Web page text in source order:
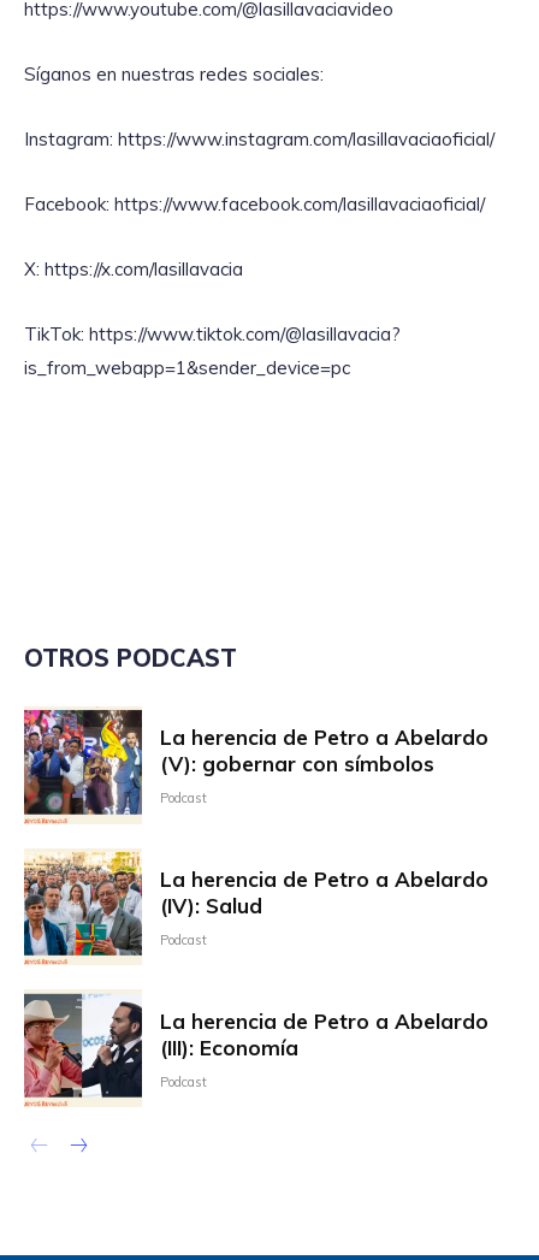
https://www.youtube.com/@lasillavaciavideo
Síganos en nuestras redes sociales:
Instagram: https://www.instagram.com/lasillavaciaoficial/
Facebook: https://www.facebook.com/lasillavaciaoficial/
X: https://x.com/lasillavacia
TikTok: https://www.tiktok.com/@lasillavacia?
is_from_webapp=1&sender_device=pc
OTROS PODCAST
La herencia de Petro a Abelardo
(V): gobernar con símbolos
Podcast
La herencia de Petro a Abelardo
(IV): Salud
Podcast
La herencia de Petro a Abelardo
(III): Economía
Podcast